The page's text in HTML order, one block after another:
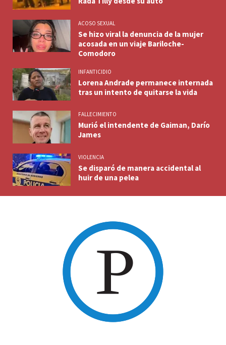
ACOSO SEXUAL
Se hizo viral la denuncia de la mujer
acosada en un viaje Bariloche-
Comodoro
INFANTICIDIO
Lorena Andrade permanece internada
tras un intento de quitarse la vida
FALLECIMIENTO
Murió el intendente de Gaiman, Darío
James
VIOLENCIA
Se disparó de manera accidental al
huir de una pelea